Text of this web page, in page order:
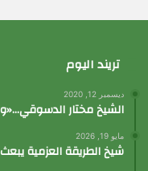
تريند اليوم
ديسمبر 12, 2020
الشيخ مختار
مايو 19, 2026
شيخ الطريقة العزمية